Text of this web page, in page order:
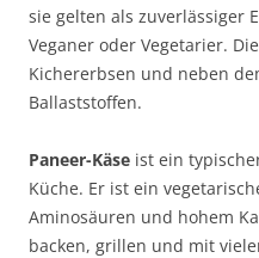
sie gelten als zuverlässiger
Veganer oder Vegetarier.
Kichererbsen und neben
Ballaststoffen.
Paneer-Käse ist ein
Küche. Er ist ein
Aminosäuren und hohem
backen, grillen und mit